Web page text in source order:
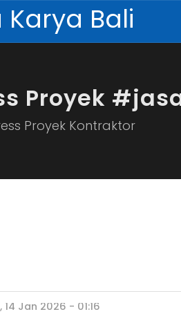
Proyek
Proyek Kontraktor
Jan 2026 - 01:16